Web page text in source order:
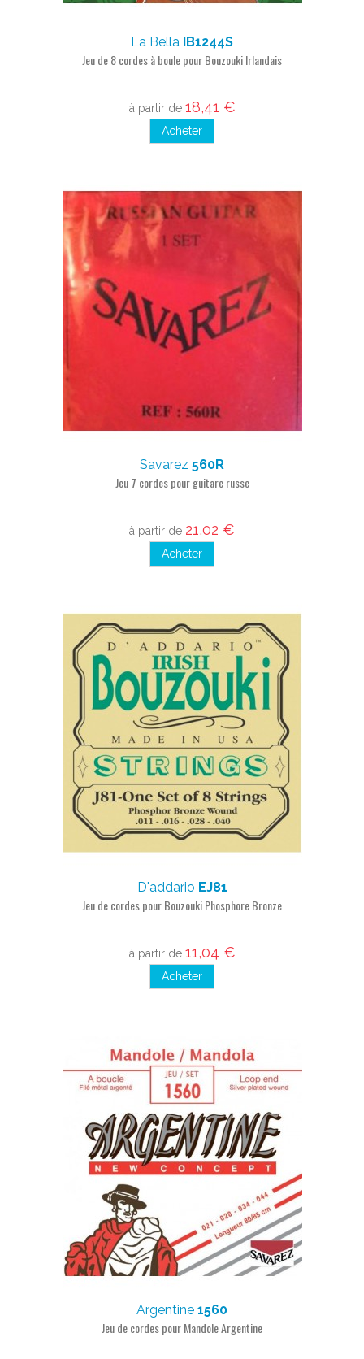
La Bella IB1244S
Jeu de 8 cordes à boule pour Bouzouki Irlandais
à partir de 18,41 €
Acheter
Savarez 560R
Jeu 7 cordes pour guitare russe
à partir de 21,02 €
Acheter
D'addario EJ81
Jeu de cordes pour Bouzouki Phosphore Bronze
à partir de 11,04 €
Acheter
Argentine 1560
Jeu de cordes pour Mandole Argentine